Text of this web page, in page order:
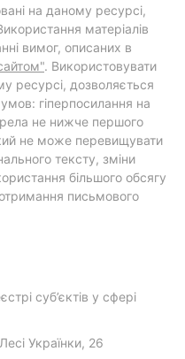
на даному ресурсі,
матеріалів
вимог, описаних в
. Використовувати
ресурсі, дозволяється
гіперпосилання на
не нижче першого
не може перевищувати
тексту, зміни
більшого обсягу
письмового
суб’єктів у сфері
Українки, 26